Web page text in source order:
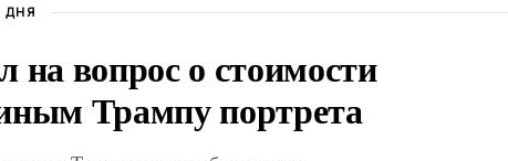
ДНЯ
на вопрос о стоимости
Трампу портрета